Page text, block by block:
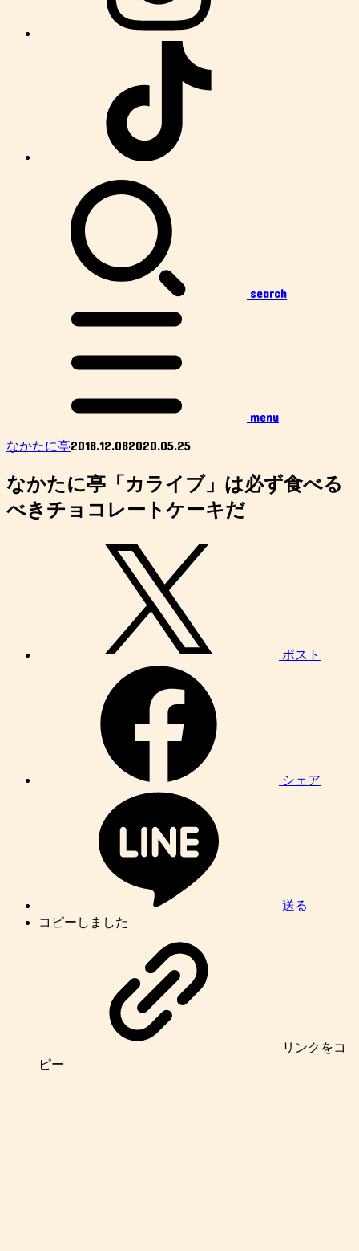
search
menu
なかたに亭2018.12.082020.05.25
なかたに亭「カライブ」は必ず食べる
べきチョコレートケーキだ
ポスト
シェア
送る
コピーしました
リンク をコ
ピー